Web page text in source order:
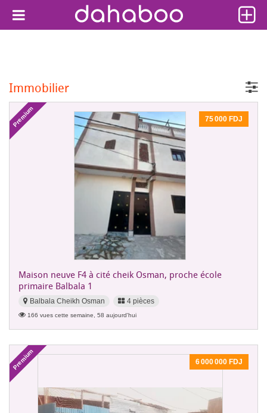
Immobilier
Premium 75 000 FDJ
Maison neuve F4 à cité cheik Osman, proche école
primaire Balbala 1
Balbala Cheikh Osman 4 pièces
166 vues cette semaine, 58 aujourd'hui
Premium 6 000 000 FDJ